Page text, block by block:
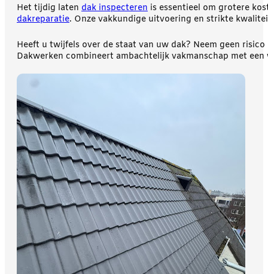
Het tijdig laten dak inspecteren is essentieel om grotere
dakreparatie. Onze vakkundige uitvoering en strikte
Heeft u twijfels over de staat van uw dak? Neem geen
Dakwerken combineert ambachtelijk vakmanschap met